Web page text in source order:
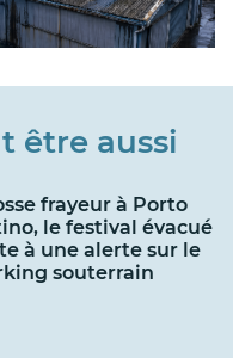
être aussi
frayeur à Porto
le festival évacué
à une alerte sur le
souterrain